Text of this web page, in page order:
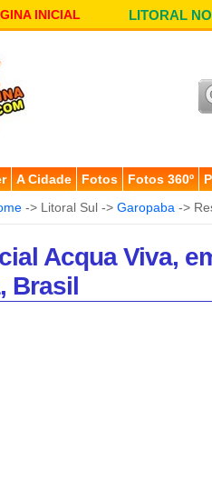
INICIAL LITORAL
A Cidade Fotos Fotos 360º
-> Litoral Sul -> Garopaba ->
Acqua Viva,
Brasil